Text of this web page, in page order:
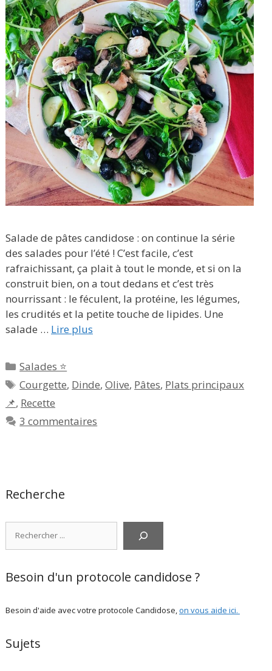
Salade de pâtes candidose : on continue la série
des salades pour l’été ! C’est facile, c’est
rafraichissant, ça plait à tout le monde, et si on la
construit bien, on a tout dedans et c’est très
nourrissant : le féculent, la protéine, les légumes,
les crudités et la petite touche de lipides. Une
salade … Lire plus
Catégories
Salades ⭐
Étiquettes
Courgette, Dinde,Olive, Pâtes, Plats principaux
📌, Recette
3 commentaires
Recherche
Besoin d'un protocole candidose ?
Besoin d'aide avec votre protocole Candidose,on vous aide ici.
Sujets